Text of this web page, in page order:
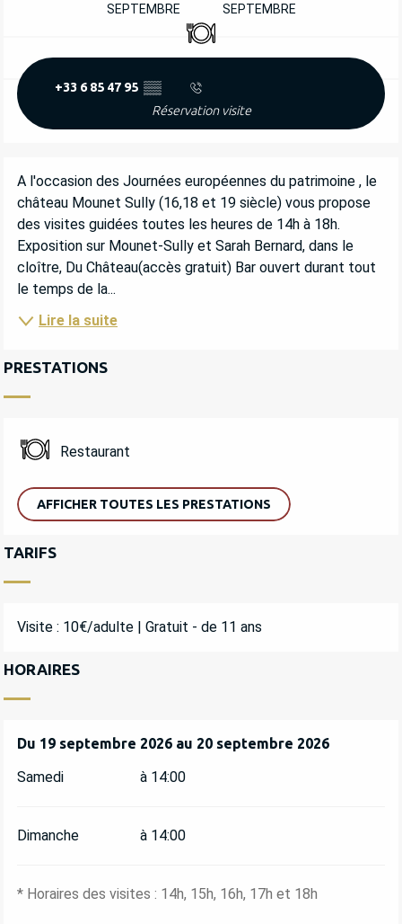
SEPTEMBRE SEPTEMBRE
Restaurant
+33 6 85 47 95 ▒▒
Réservation visite
DESCRIPTION
A l'occasion des Journées européennes du patrimoine , le
château Mounet Sully (16,18 et 19 siècle) vous propose
des visites guidées toutes les heures de 14h à 18h.
Exposition sur Mounet-Sully et Sarah Bernard, dans le
cloître, Du Château(accès gratuit) Bar ouvert durant tout
le temps de la...
Lire la suite
PRESTATIONS
Restaurant
AFFICHER TOUTES LES PRESTATIONS
TARIFS
Visite : 10€/adulte | Gratuit - de 11 ans
HORAIRES
Du 19 septembre 2026 au 20 septembre 2026
Du 19 septembre 2026 au 20 septembre 2026
Samedi à 14:00
Dimanche à 14:00
* Horaires des visites : 14h, 15h, 16h, 17h et 18h